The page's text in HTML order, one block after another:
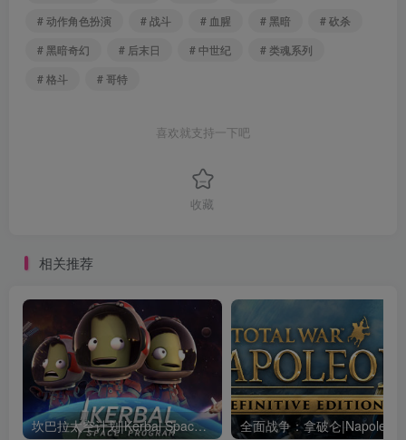
# 动作角色扮演
# 战斗 # 血腥 # 黑暗
# 砍杀
# 黑暗奇幻
# 后末日 # 中世纪
# 类魂系列
# 格斗
# 哥特
喜欢就支持一下吧
收藏
相关推荐
坎巴拉太空计划|Kerbal Space Program|1.12.5.3190|整合全DLC